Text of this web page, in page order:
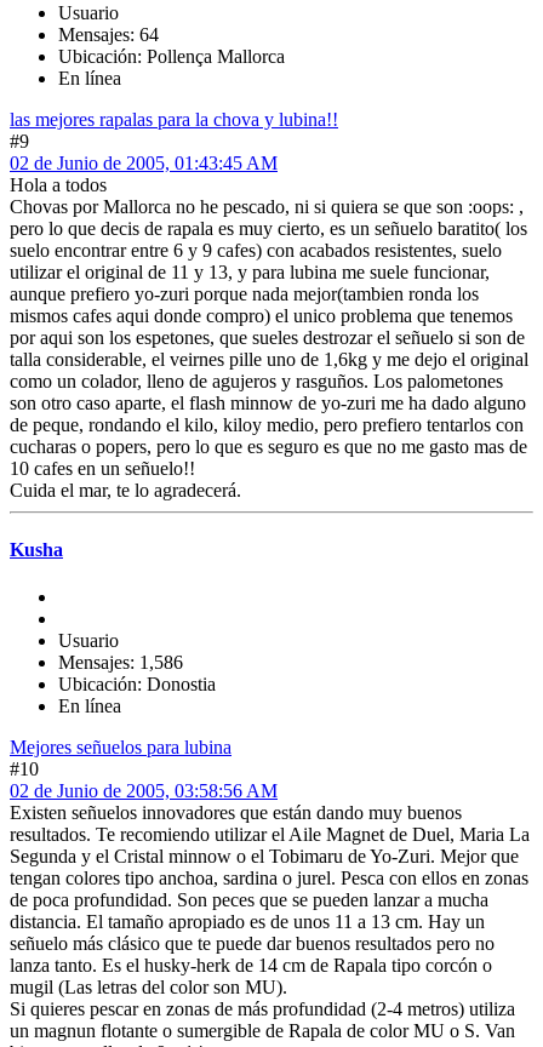
Usuario
Mensajes: 64
Ubicación: Pollença Mallorca
En línea
las mejores rapalas para la chova y lubina!!
#9
02 de Junio de 2005, 01:43:45 AM
Hola a todos
Chovas por Mallorca no he pescado, ni si quiera se que son :oops: ,
pero lo que decis de rapala es muy cierto, es un señuelo baratito( los
suelo encontrar entre 6 y 9 cafes) con acabados resistentes, suelo
utilizar el original de 11 y 13, y para lubina me suele funcionar,
aunque prefiero yo-zuri porque nada mejor(tambien ronda los
mismos cafes aqui donde compro) el unico problema que tenemos
por aqui son los espetones, que sueles destrozar el señuelo si son de
talla considerable, el veirnes pille uno de 1,6kg y me dejo el original
como un colador, lleno de agujeros y rasguños. Los palometones
son otro caso aparte, el flash minnow de yo-zuri me ha dado alguno
de peque, rondando el kilo, kiloy medio, pero prefiero tentarlos con
cucharas o popers, pero lo que es seguro es que no me gasto mas de
10 cafes en un señuelo!!
Cuida el mar, te lo agradecerá.
Kusha
Usuario
Mensajes: 1,586
Ubicación: Donostia
En línea
Mejores señuelos para lubina
#10
02 de Junio de 2005, 03:58:56 AM
Existen señuelos innovadores que están dando muy buenos
resultados. Te recomiendo utilizar el Aile Magnet de Duel, Maria La
Segunda y el Cristal minnow o el Tobimaru de Yo-Zuri. Mejor que
tengan colores tipo anchoa, sardina o jurel. Pesca con ellos en zonas
de poca profundidad. Son peces que se pueden lanzar a mucha
distancia. El tamaño apropiado es de unos 11 a 13 cm. Hay un
señuelo más clásico que te puede dar buenos resultados pero no
lanza tanto. Es el husky-herk de 14 cm de Rapala tipo corcón o
mugil (Las letras del color son MU).
Si quieres pescar en zonas de más profundidad (2-4 metros) utiliza
un magnun flotante o sumergible de Rapala de color MU o S. Van